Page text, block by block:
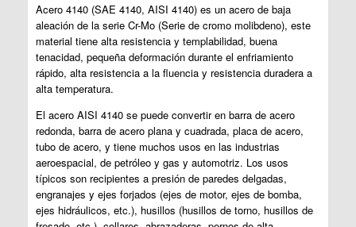
Acero 4140 (SAE 4140, AISI 4140) es un acero de baja
aleación de la serie Cr-Mo (Serie de cromo molibdeno), este
material tiene alta resistencia y templabilidad, buena
tenacidad, pequeña deformación durante el enfriamiento
rápido, alta resistencia a la fluencia y resistencia duradera a
alta temperatura.
El acero AISI 4140 se puede convertir en barra de acero
redonda, barra de acero plana y cuadrada, placa de acero,
tubo de acero, y tiene muchos usos en las industrias
aeroespacial, de petróleo y gas y automotriz. Los usos
típicos son recipientes a presión de paredes delgadas,
engranajes y ejes forjados (ejes de motor, ejes de bomba,
ejes hidráulicos, etc.), husillos (husillos de torno, husillos de